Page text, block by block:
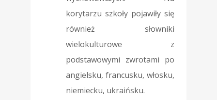
korytarzu szkoły pojawiły się
również słowniki
wielokulturowe z
podstawowymi zwrotami po
angielsku, francusku, włosku,
niemiecku, ukraińsku.